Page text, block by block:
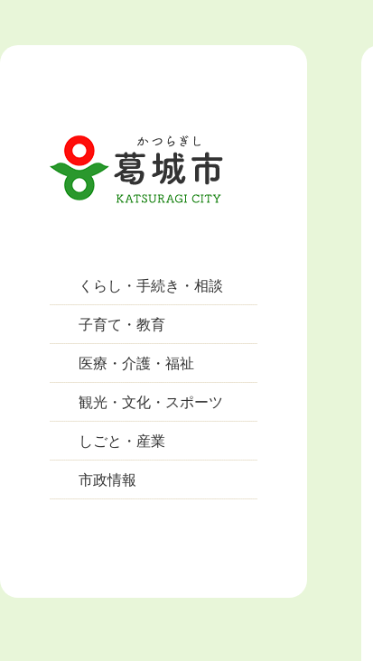
くらし・手続き・相談
子育て・教育
医療・介護・福祉
観光・文化・スポーツ
しごと・産業
市政情報